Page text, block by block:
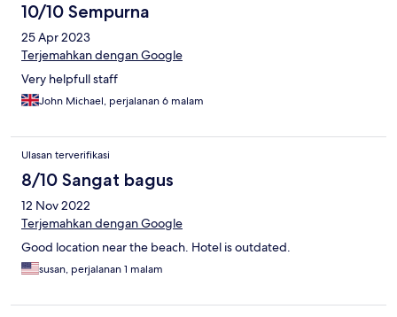
10/10 Sempurna
25 Apr 2023
Terjemahkan dengan Google
Very helpfull staff
John Michael, perjalanan 6 malam
Ulasan terverifikasi
8/10 Sangat bagus
12 Nov 2022
Terjemahkan dengan Google
Good location near the beach. Hotel is outdated.
susan, perjalanan 1 malam